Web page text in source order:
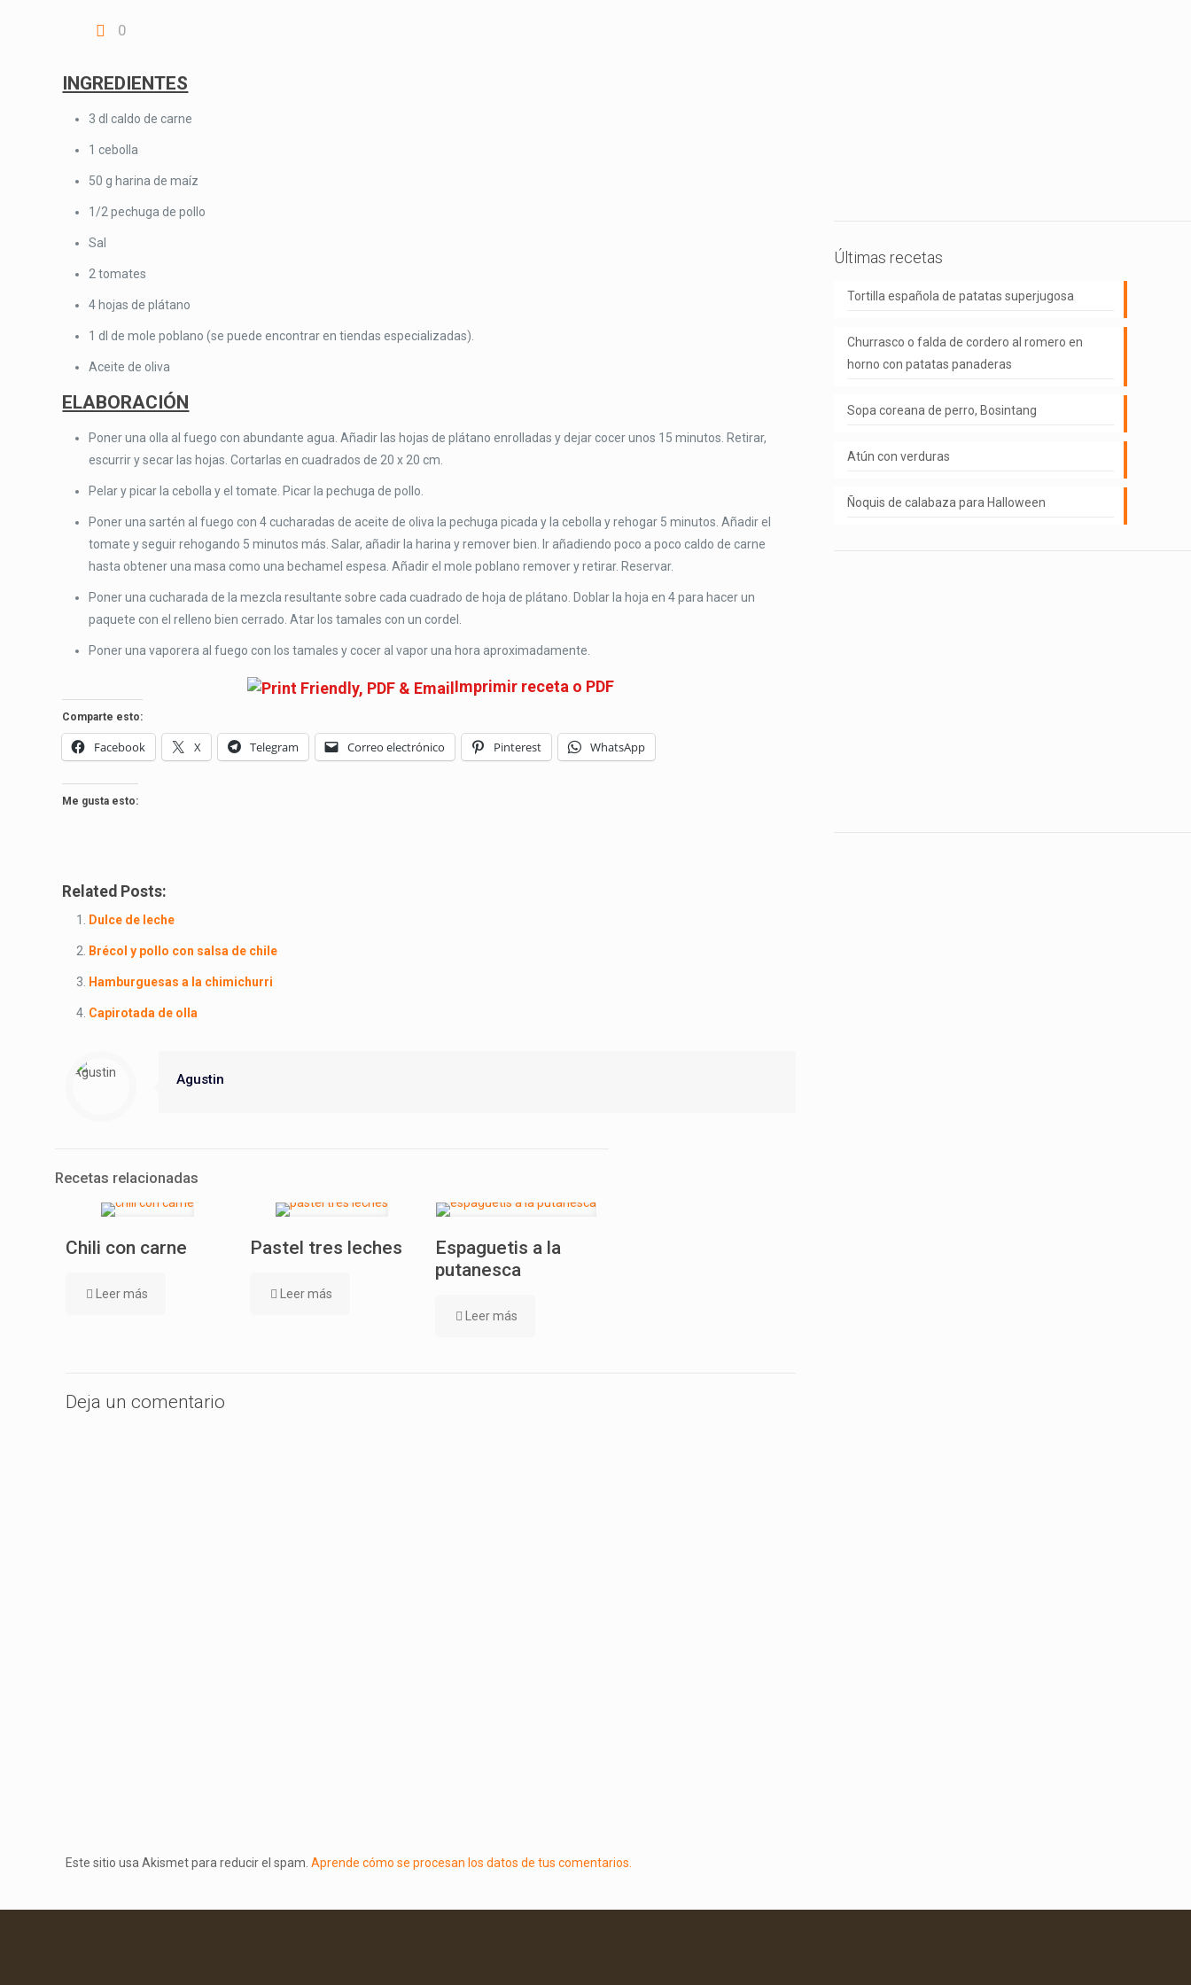
0
INGREDIENTES
3 dl caldo de carne
1 cebolla
50 g harina de maíz
1/2 pechuga de pollo
Sal
2 tomates
4 hojas de plátano
1 dl de mole poblano (se puede encontrar en tiendas especializadas).
Aceite de oliva
ELABORACIÓN
Poner una olla al fuego con abundante agua. Añadir las hojas de plátano enrolladas y dejar cocer unos 15 minutos. Retirar,
escurrir y secar las hojas. Cortarlas en cuadrados de 20 x 20 cm.
Pelar y picar la cebolla y el tomate. Picar la pechuga de pollo.
Poner una sartén al fuego con 4 cucharadas de aceite de oliva la pechuga picada y la cebolla y rehogar 5 minutos. Añadir el
tomate y seguir rehogando 5 minutos más. Salar, añadir la harina y remover bien. Ir añadiendo poco a poco caldo de carne
hasta obtener una masa como una bechamel espesa. Añadir el mole poblano remover y retirar. Reservar.
Poner una cucharada de la mezcla resultante sobre cada cuadrado de hoja de plátano. Doblar la hoja en 4 para hacer un
paquete con el relleno bien cerrado. Atar los tamales con un cordel.
Poner una vaporera al fuego con los tamales y cocer al vapor una hora aproximadamente.
Imprimir receta o PDF
Comparte esto:
Facebook X Telegram Correo electrónico Pinterest WhatsApp
Me gusta esto:
Related Posts:
Dulce de leche
Brécol y pollo con salsa de chile
Hamburguesas a la chimichurri
Capirotada de olla
Agustin
Recetas relacionadas
Chili con carne
Leer más
Pastel tres leches
Leer más
Espaguetis a la
putanesca
Leer más
Deja un comentario
Este sitio usa Akismet para reducir el spam. Aprende cómo se procesan los datos de tus comentarios.
Últimas recetas
Tortilla española de patatas superjugosa
Churrasco o falda de cordero al romero en
horno con patatas panaderas
Sopa coreana de perro, Bosintang
Atún con verduras
Ñoquis de calabaza para Halloween